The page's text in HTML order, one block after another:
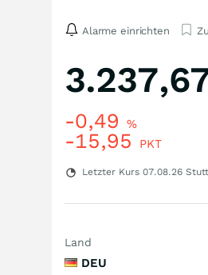
Alarme einrichten
-0,49 %
-15,95 PKT
Letzter Kurs 07.08.26
Land
DEU